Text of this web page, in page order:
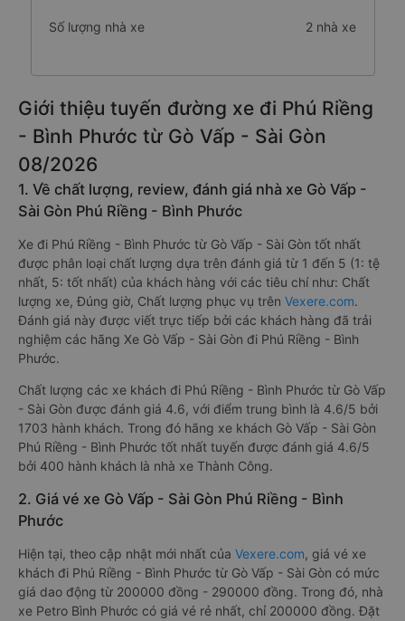
Số lượng nhà xe 2 nhà xe
Giới thiệu tuyến đường xe đi Phú Riềng
- Bình Phước từ Gò Vấp - Sài Gòn
08/2026
1. Về chất lượng, review, đánh giá nhà xe Gò Vấp -
Sài Gòn Phú Riềng - Bình Phước
Xe đi Phú Riềng - Bình Phước từ Gò Vấp - Sài Gòn tốt nhất
được phân loại chất lượng dựa trên đánh giá từ 1 đến 5 (1: tệ
nhất, 5: tốt nhất) của khách hàng với các tiêu chí như: Chất
lượng xe, Đúng giờ, Chất lượng phục vụ trên Vexere.com.
Đánh giá này được viết trực tiếp bởi các khách hàng đã trải
nghiệm các hãng Xe Gò Vấp - Sài Gòn đi Phú Riềng - Bình
Phước.
Chất lượng các xe khách đi Phú Riềng - Bình Phước từ Gò Vấp
- Sài Gòn được đánh giá 4.6, với điểm trung bình là 4.6/5 bởi
1703 hành khách. Trong đó hãng xe khách Gò Vấp - Sài Gòn
Phú Riềng - Bình Phước tốt nhất tuyến được đánh giá 4.6/5
bởi 400 hành khách là nhà xe Thành Công.
2. Giá vé xe Gò Vấp - Sài Gòn Phú Riềng - Bình
Phước
Hiện tại, theo cập nhật mới nhất của Vexere.com, giá vé xe
khách đi Phú Riềng - Bình Phước từ Gò Vấp - Sài Gòn có mức
giá dao động từ 200000 đồng - 290000 đồng. Trong đó, nhà
xe Petro Bình Phước có giá vé rẻ nhất, chỉ 200000 đồng. Đặt